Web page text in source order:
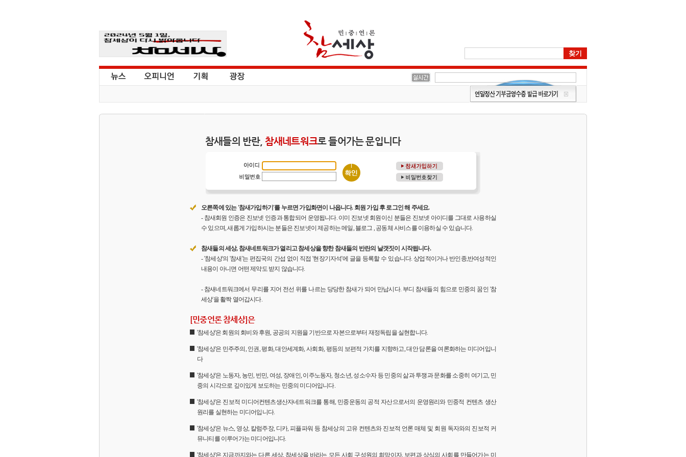
참새들의 반란, 참새네트워크로 들어가는 문입니다
오른쪽에 있는 '참새가입하기'를 누르면 가입화면이 나옵니다. 회원 가입 후 로그인 해 주세요.
- 참새회원 인증은 진보넷 인증과 통합되어 운영됩니다. 이미 진보넷 회원이신 분들은 진보넷 아이디를 그대로 사용하실
수 있으며, 새롭게 가입하시는 분들은 진보넷이 제공하는 메일, 블로그 , 공동체 사비스를 이용하실 수 있습니다.
참새들의 세상, 참새네트워크가 열리고 참세상을 향한 참새들의 반란의 날갯짓이 시작됩니다.
- '참세상'의 '참새'는 편집국의 간섭 없이 직접 '현장기자석'에 글을 등록할 수 있습니다. 상업적이거나 반인종,반여성적인
내용이 아니면 어떤 제약도 받지 않습니다.
- 참새네트워크에서 무리를 지어 전선 위를 나르는 당당한 참새가 되어 만납시다. 부디 참새들의 힘으로 민중의 꿈인 '참
세상'을 활짝 열어갑시다.
[민중언론 참세상]은
'참세상'은 회원의 회비와 후원, 공공의 지원을 기반으로 자본으로부터 재정독립을 실현합니다.
'참세상'은 민주주의, 인권, 평화, 대안세계화, 사회화, 평등의 보편적 가치를 지향하고, 대안 담론을 여론화하는 미디어입니
다
'참세상'은 노동자, 농민, 빈민, 여성, 장애인, 이주노동자, 청소년, 성소수자 등 민중의 삶과 투쟁과 문화를 소중히 여기고, 민
중의 시각으로 깊이있게 보도하는 민중의 미디어입니다.
'참세상'은 진보적 미디어컨텐츠생산자네트워크를 통해, 민중운동의 공적 자산으로서의 운영원리와 민중적 컨텐츠 생산
원리를 실현하는 미디어입니다.
'참세상'은 뉴스, 영상, 칼럼주장, 디카, 피플파워 등 참세상의 고유 컨텐츠와 진보적 언론 매체 및 회원 독자와의 진보적 커
뮤니티를 이루어가는 미디어입니다.
'참세상'은 지금까지와는 다른 세상, 참세상을 바라는 모든 사회 구성원의 희망이자, 보편과 상식의 사회를 만들어가는 미